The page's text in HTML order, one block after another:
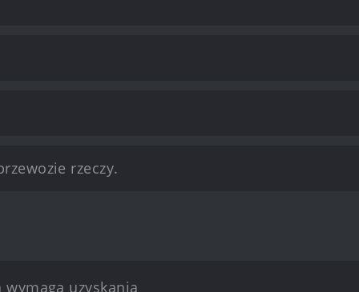
rzeczy.
uzyskania